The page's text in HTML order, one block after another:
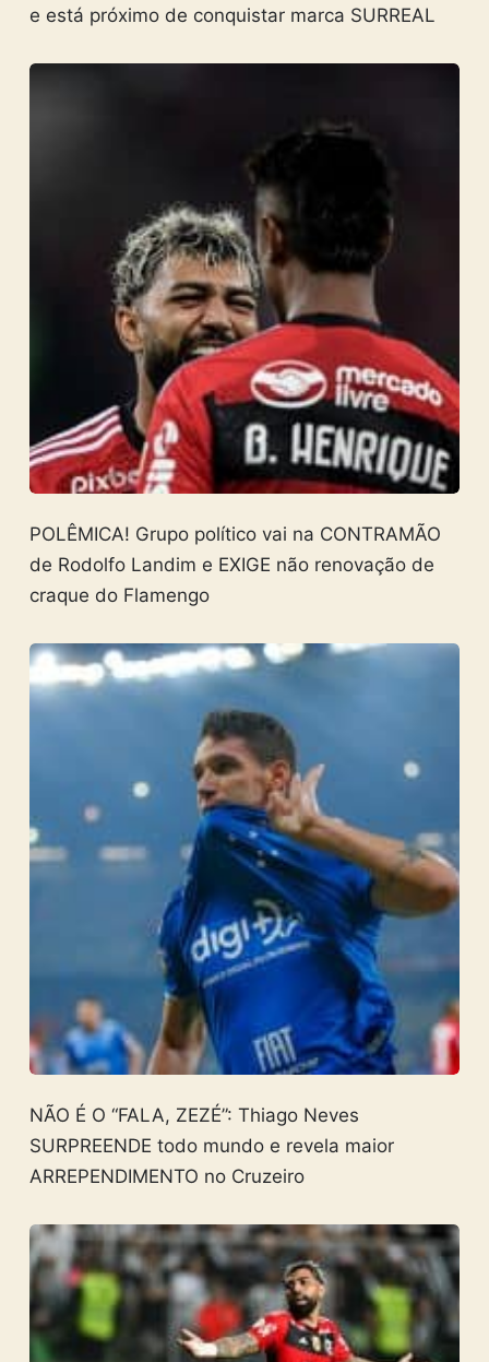
e está próximo de conquistar marca SURREAL
POLÊMICA! Grupo político vai na CONTRAMÃO
de Rodolfo Landim e EXIGE não renovação de
craque do Flamengo
NÃO É O “FALA, ZEZÉ”: Thiago Neves
SURPREENDE todo mundo e revela maior
ARREPENDIMENTO no Cruzeiro